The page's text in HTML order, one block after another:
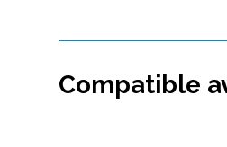
Compatible